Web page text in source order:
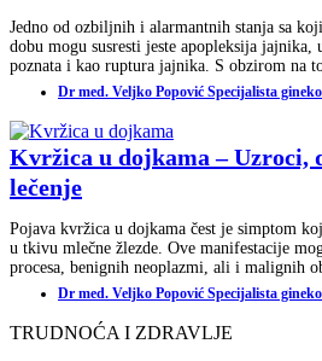
Jedno od ozbiljnih i alarmantnih stanja sa
dobu mogu susresti jeste apopleksija
poznata i kao ruptura jajnika. S obzirom na
Dr med. Veljko Popović Specijalista
Kvržica u dojkama – Uzroci,
lečenje
Pojava kvržica u dojkama čest je simptom
u tkivu mlečne žlezde. Ove manifestacije
procesa, benignih neoplazmi, ali i malignih
Dr med. Veljko Popović Specijalista
TRUDNOĆA I ZDRAVLJE